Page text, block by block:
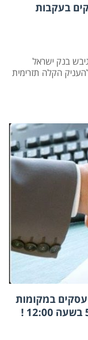
בעקבות
בנק ישראל
הקלה תזרימית
במקומות